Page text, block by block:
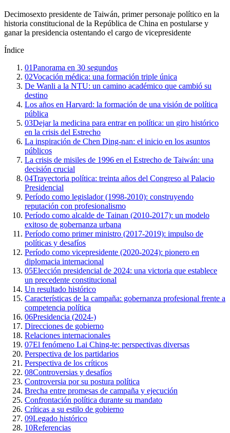
Decimosexto presidente de Taiwán, primer personaje político en la
historia constitucional de la República de China en postularse y
ganar la presidencia ostentando el cargo de vicepresidente
Índice
01Panorama en 30 segundos
02Vocación médica: una formación triple única
De Wanli a la NTU: un camino académico que cambió su
destino
Los años en Harvard: la formación de una visión de política
pública
03Dejar la medicina para entrar en política: un giro histórico
en la crisis del Estrecho
La inspiración de Chen Ding-nan: el inicio en los asuntos
públicos
La crisis de misiles de 1996 en el Estrecho de Taiwán: una
decisión crucial
04Trayectoria política: treinta años del Congreso al Palacio
Presidencial
Período como legislador (1998-2010): construyendo
reputación con profesionalismo
Período como alcalde de Tainan (2010-2017): un modelo
exitoso de gobernanza urbana
Período como primer ministro (2017-2019): impulso de
políticas y desafíos
Período como vicepresidente (2020-2024): pionero en
diplomacia internacional
05Elección presidencial de 2024: una victoria que establece
un precedente constitucional
Un resultado histórico
Características de la campaña: gobernanza profesional frente a
competencia política
06Presidencia (2024-)
Direcciones de gobierno
Relaciones internacionales
07El fenómeno Lai Ching-te: perspectivas diversas
Perspectiva de los partidarios
Perspectiva de los críticos
08Controversias y desafíos
Controversia por su postura política
Brecha entre promesas de campaña y ejecución
Confrontación política durante su mandato
Críticas a su estilo de gobierno
09Legado histórico
10Referencias